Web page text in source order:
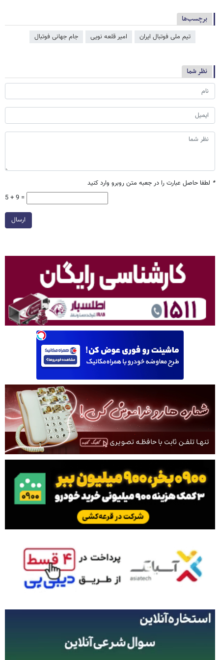
برچسب‌ها
تیم ملی فوتبال ایران امیر قلعه نویی جام جهانی فوتبال
نظر شما
* لطفا حاصل عبارت را در جعبه متن روبرو وارد کنید
5 + 9 =
ارسال